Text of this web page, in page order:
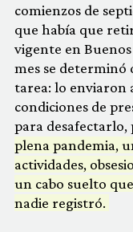
comienzos de
que había que
vigente en
mes se
tarea: lo enviaron
condiciones de
para
plena pandemia,
actividades,
un cabo suelto
nadie registró.